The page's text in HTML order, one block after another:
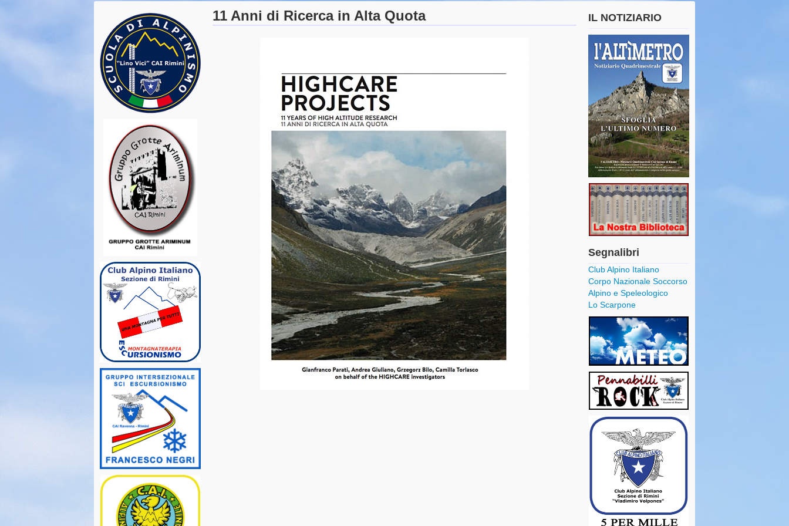
11 Anni di Ricerca in Alta Quota IL NOTIZIARIO
Segnalibri
Club Alpino Italiano
Corpo Nazionale Soccorso
Alpino e Speleologico
Lo Scarpone